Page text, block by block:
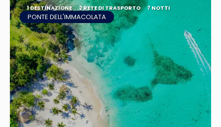
1 DESTINAZIONE 2 RETE DI TRASPORTO 7 NOTTI
PONTE DELL'IMMACOLATA